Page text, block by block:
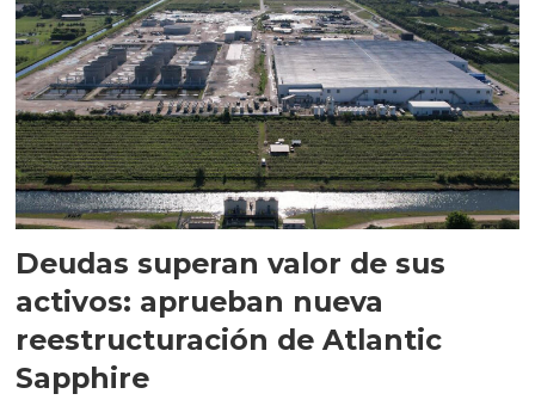
Deudas superan valor de sus
activos: aprueban nueva
reestructuración de Atlantic
Sapphire